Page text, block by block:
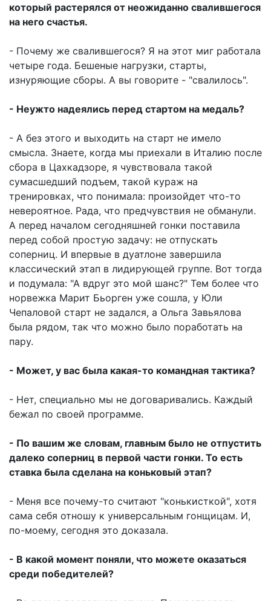
который растерялся от неожиданно свалившегося
на него счастья.
- Почему же свалившегося? Я на этот миг работала
четыре года. Бешеные нагрузки, старты,
изнуряющие сборы. А вы говорите - "свалилось".
- Неужто надеялись перед стартом на медаль?
- А без этого и выходить на старт не имело
смысла. Знаете, когда мы приехали в Италию после
сбора в Цахкадзоре, я чувствовала такой
сумасшедший подъем, такой кураж на
тренировках, что понимала: произойдет что-то
невероятное. Рада, что предчувствия не обманули.
А перед началом сегодняшней гонки поставила
перед собой простую задачу: не отпускать
соперниц. И впервые в дуатлоне завершила
классический этап в лидирующей группе. Вот тогда
и подумала: "А вдруг это мой шанс?" Тем более что
норвежка Марит Бьорген уже сошла, у Юли
Чепаловой старт не задался, а Ольга Завьялова
была рядом, так что можно было поработать на
пару.
- Может, у вас была какая-то командная тактика?
- Нет, специально мы не договаривались. Каждый
бежал по своей программе.
- По вашим же словам, главным было не отпустить
далеко соперниц в первой части гонки. То есть
ставка была сделана на коньковый этап?
- Меня все почему-то считают "конькисткой", хотя
сама себя отношу к универсальным гонщицам. И,
по-моему, сегодня это доказала.
- В какой момент поняли, что можете оказаться
среди победителей?